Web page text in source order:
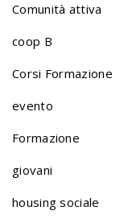
f
o
Comunità attiva
coop B
Corsi Formazione
evento
Formazione
giovani
housing sociale